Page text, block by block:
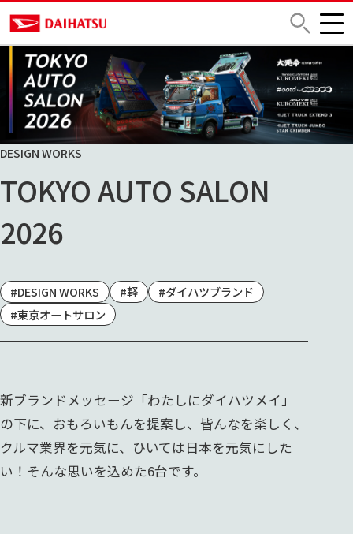
DESIGN WORKS
TOKYO AUTO SALON
2026
#DESIGN WORKS #軽
#ダイハツブランド
#東京オートサロン
新ブランドメッセージ「わたしにダイハツメイ」
の下に、おもろいもんを提案し、皆んなを楽しく、
クルマ業界を元気に、ひいては日本を元気にした
い！そんな思いを込めた6台です。